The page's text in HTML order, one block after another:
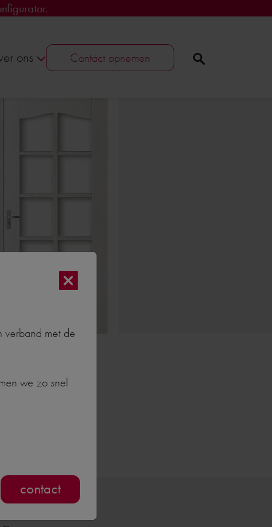
ons Contact opnemen
verband met de
we zo snel
contact